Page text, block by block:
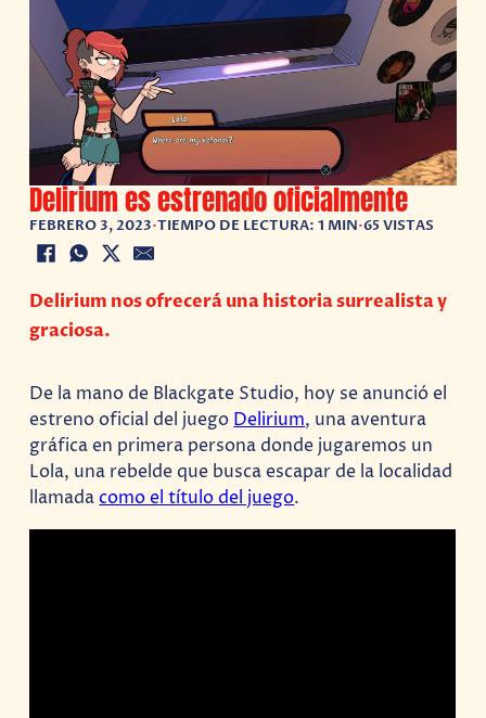
Delirium es estrenado oficialmente
FEBRERO 3, 2023•TIEMPO DE LECTURA: 1 MIN•65 VISTAS
Delirium nos ofrecerá una historia surrealista y
graciosa.
De la mano de Blackgate Studio, hoy se anunció el
estreno oficial del juegoDelirium, una aventura
gráfica en primera persona donde jugaremos un
Lola, una rebelde que busca escapar de la localidad
llamadacomo el título del juego.